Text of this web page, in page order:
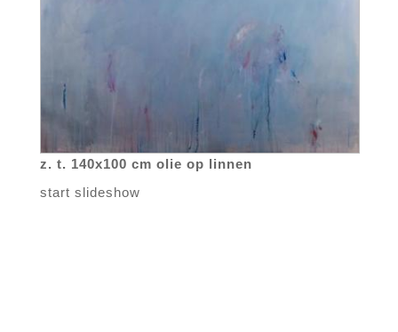
z. t. 140x100 cm olie op linnen
start slideshow